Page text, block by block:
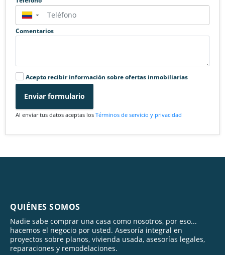
▼
Comentarios
Acepto recibir información sobre ofertas inmobiliarias
Enviar formulario
Al enviar tus datos aceptas los Términos de servicio y privacidad
QUIÉNES SOMOS
Nadie sabe comprar una casa como nosotros, por eso...
hacemos el negocio por usted. Asesoría integral en
proyectos sobre planos, vivienda usada, asesorías legales,
reparaciones y remodelaciones.